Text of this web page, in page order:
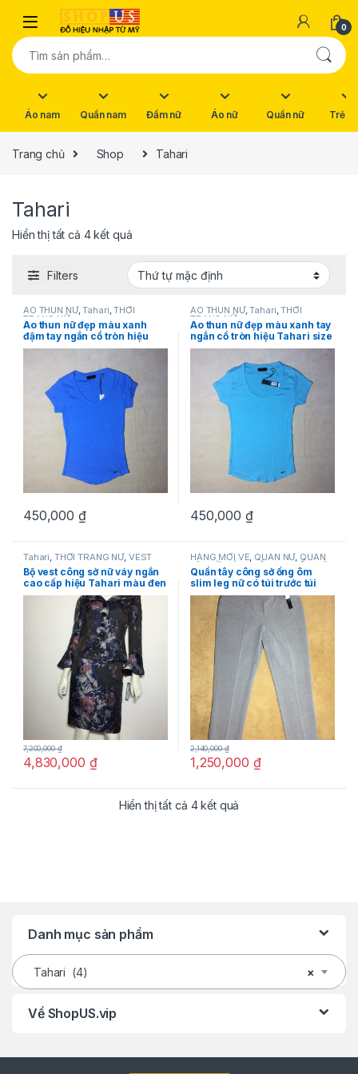
Skip to navigation
Skip to content
0
Tìm kiếm:
Áo nam Quần nam Đầm nữ Áo nữ Quần nữ Trẻ
Trang chủ Shop Tahari
Tahari
Hiển thị tất cả 4 kết quả
Filters
ÁO THUN NỮ,Tahari,THỜI
TRANG NỮ
Áo thun nữ đẹp màu xanh
đậm tay ngắn cổ tròn hiệu
Tahari size XS, M chính hãng
450,000 ₫
ÁO THUN NỮ,Tahari,THỜI
TRANG NỮ
Áo thun nữ đẹp màu xanh tay
ngắn cổ tròn hiệu Tahari size
XS chính hãng
450,000 ₫
Tahari, THỜI TRANG NỮ, VEST
Bộ vest công sở nữ váy ngắn
cao cấp hiệu Tahari màu đen
dài tay chính hãng
4,830,000 ₫
7,200,000₫
HÀNG MỚI VỀ, QUẦN NỮ, QUẦN
TÂY NỮ,SẢN PHẨM KHUYẾN MÃI
Tahari ,THỜI TRANG NỮ
Quần tây công sở ống ôm
slim leg nữ có túi trước túi
sau hiệu Tahari màu xám
size 4P chính hãng
1,250,000 ₫
2,140,000₫
Hiển thị tất cả 4 kết quả
Danh mục sản phẩm
×
Tahari (4)
Về ShopUS.vip